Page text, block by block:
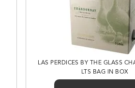
LAS PERDICES BY THE GLASS
LTS BAG IN BOX